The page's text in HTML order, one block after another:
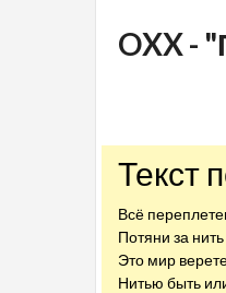
OXX -
Текст
Всё
Потяни за
Это мир
Нитью быть